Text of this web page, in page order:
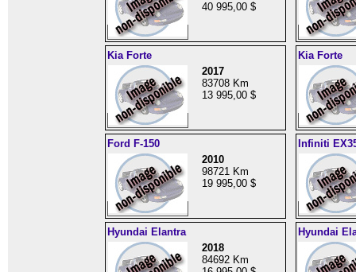
40 995,00 $
Kia Forte
2017
83708 Km
13 995,00 $
Kia Forte
Ford F-150
2010
98721 Km
19 995,00 $
Infiniti
Hyundai Elantra
2018
84692 Km
Hyundai